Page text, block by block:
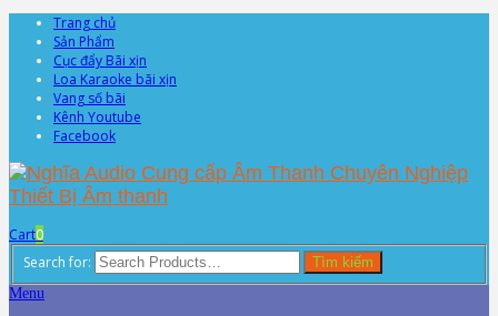
Trang chủ
Sản Phẩm
Cục đẩy Bãi xịn
Loa Karaoke bãi xịn
Vang số bãi
Kênh Youtube
Facebook
Cart0
Search for:
Tìm kiếm
Menu